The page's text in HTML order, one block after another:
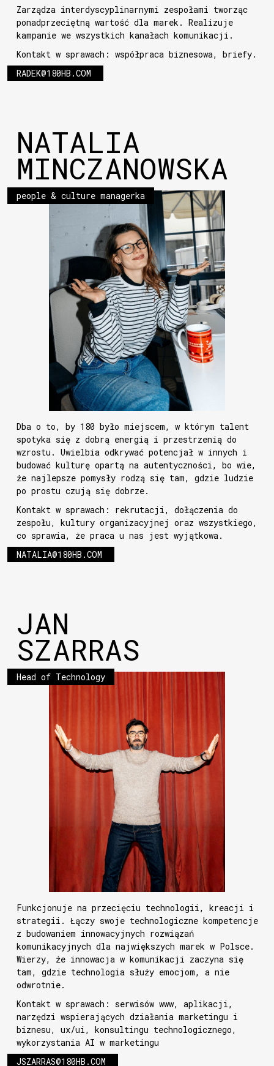
Zarządza interdyscyplinarnymi zespołami tworząc
ponadprzeciętną wartość dla marek. Realizuje
kampanie we wszystkich kanałach komunikacji.
Kontakt w sprawach: współpraca biznesowa, briefy.
RADEK@180HB.COM
NATALIA
MINCZANOWSKA
people & culture managerka
Dba o to, by 180 było miejscem, w którym talent
spotyka się z dobrą energią i przestrzenią do
wzrostu. Uwielbia odkrywać potencjał w innych i
budować kulturę opartą na autentyczności, bo wie,
że najlepsze pomysły rodzą się tam, gdzie ludzie
po prostu czują się dobrze.
Kontakt w sprawach: rekrutacji, dołączenia do
zespołu, kultury organizacyjnej oraz wszystkiego,
co sprawia, że praca u nas jest wyjątkowa.
NATALIA@180HB.COM
JAN
SZARRAS
Head of Technology
Funkcjonuje na przecięciu technologii, kreacji i
strategii. Łączy swoje technologiczne kompetencje
z budowaniem innowacyjnych rozwiązań
komunikacyjnych dla największych marek w Polsce.
Wierzy, że innowacja w komunikacji zaczyna się
tam, gdzie technologia służy emocjom, a nie
odwrotnie.
Kontakt w sprawach: serwisów www, aplikacji,
narzędzi wspierających działania marketingu i
biznesu, ux/ui, konsultingu technologicznego,
wykorzystania AI w marketingu
JSZARRAS@180HB.COM